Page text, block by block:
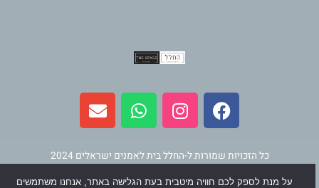
F
a
c
b
o
I
n
s
a
g
W
h
a
s
a
E
n
v
l
o
כל הזכויות שמורות ל-החלל בית לאמנים ישראלים 2024
על מנת לספק לכם חוויה מיטבית בעת הגלישה באתר, אנחנו משתמשים